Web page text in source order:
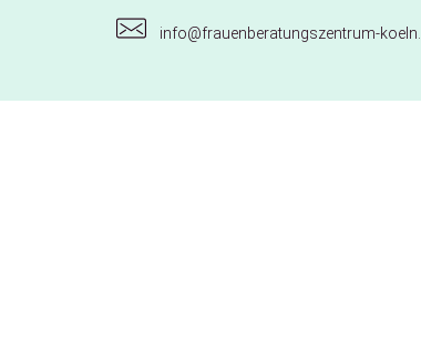
info@frauenberatungszentrum-